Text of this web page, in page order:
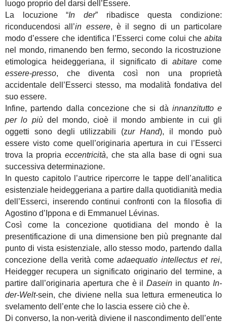
luogo proprio del darsi dell’Essere.
La locuzione
“In der” ribadisce questa condizione:
riconducendosi all’in essere, è il segno di un particolare
modo d’essere che identifica l’Esserci come colui che abita
nel mondo, rimanendo ben fermo, secondo la ricostruzione
etimologica heideggeriana, il significato diabitare come
essere-presso, che diventa così non una proprietà
accidentale dell’Esserci stesso, ma modalità fondativa del
suo essere.
Infine, partendo dalla concezione che si dà innanzitutto e
per lo più del mondo, cioè il mondo ambiente in cui gli
oggetti sono degli utilizzabili (zur Hand), il mondo può
essere visto come quell’originaria apertura in cui l’Esserci
trova la propriaeccentricità, che sta alla base di ogni sua
successiva determinazione.
In questo capitolo l’autrice ripercorre le tappe dell’analitica
esistenziale heideggeriana a partire dalla quotidianità media
dell’Esserci, inserendo continui confronti con la filosofia di
Agostino d’Ippona e di Emmanuel Lévinas.
Così come la concezione quotidiana del mondo è la
presentificazione di una dimensione ben più pregnante dal
punto di vista esistenziale, allo stesso modo, partendo dalla
concezione della verità comeadaequatio intellectus et rei,
Heidegger recupera un significato originario del termine, a
partire dall’originaria apertura che è ilDasein in quanto In-
der-Welt-sein, che diviene nella sua lettura ermeneutica lo
svelamento dell’ente che lo lascia essere ciò che è.
Di converso, la non-verità diviene il nascondimento dell’ente